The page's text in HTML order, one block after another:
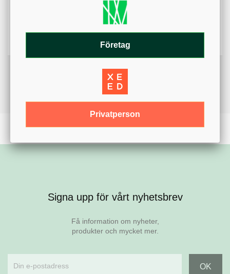
Signa upp för vårt nyhetsbrev
Få information om nyheter,
produkter och mycket mer.
Företag
Privatperson